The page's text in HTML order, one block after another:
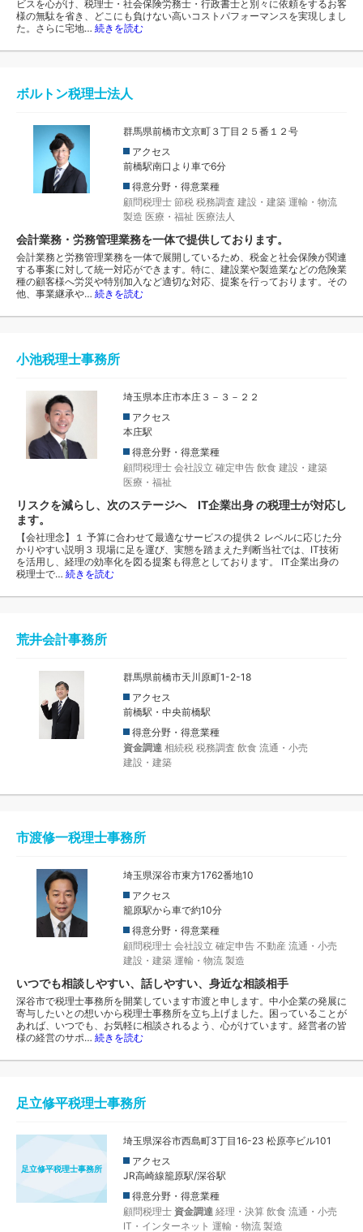
ビスを心がけ、税理士・社会保険労務士・行政書士と別々に依頼をするお客
様の無駄を省き、どこにも負けない高いコストパフォーマンスを実現しまし
た。さらに宅地… 続きを読む
ボルトン税理士法人
群馬県前橋市文京町３丁目２５番１２号
アクセス
前橋駅南口より車で6分
得意分野・得意業種
顧問税理士 節税 税務調査 建設・建築 運輸・物流
製造 医療・福祉 医療法人
会計業務・労務管理業務を一体で提供しております。
会計業務と労務管理業務を一体で展開しているため、税金と社会保険が関連
する事案に対して統一対応ができます。特に、建設業や製造業などの危険業
種の顧客様へ労災や特別加入など適切な対応、提案を行っております。その
他、事業継承や… 続きを読む
小池税理士事務所
埼玉県本庄市本庄３－３－２２
アクセス
本庄駅
得意分野・得意業種
顧問税理士 会社設立 確定申告 飲食 建設・建築
医療・福祉
リスクを減らし、次のステージへ IT企業出身 の税理士が対応し
ます。
【会社理念】１ 予算に合わせて最適なサービスの提供２ レベルに応じた分
かりやすい説明３ 現場に足を運び、実態を踏まえた判断当社では、IT技術
を活用し、経理の効率化を図る提案も得意としております。 IT企業出身の
税理士で… 続きを読む
荒井会計事務所
群馬県前橋市天川原町1-2-18
アクセス
前橋駅・中央前橋駅
得意分野・得意業種
資金調達 相続税 税務調査 飲食 流通・小売
建設・建築
市渡修一税理士事務所
埼玉県深谷市東方1762番地10
アクセス
籠原駅から車で約10分
得意分野・得意業種
顧問税理士 会社設立 確定申告 不動産 流通・小売
建設・建築 運輸・物流 製造
いつでも相談しやすい、話しやすい、身近な相談相手
深谷市で税理士事務所を開業しています市渡と申します。中小企業の発展に
寄与したいとの想いから税理士事務所を立ち上げました。困っていることが
あれば、いつでも、お気軽に相談されるよう、心がけています。経営者の皆
様の経営のサポ… 続きを読む
足立修平税理士事務所
足立修平税理士事務所
埼玉県深谷市西島町3丁目16-23 松原亭ビル101
アクセス
JR高崎線籠原駅/深谷駅
得意分野・得意業種
顧問税理士 資金調達 経理・決算 飲食 流通・小売
IT・インターネット 運輸・物流 製造